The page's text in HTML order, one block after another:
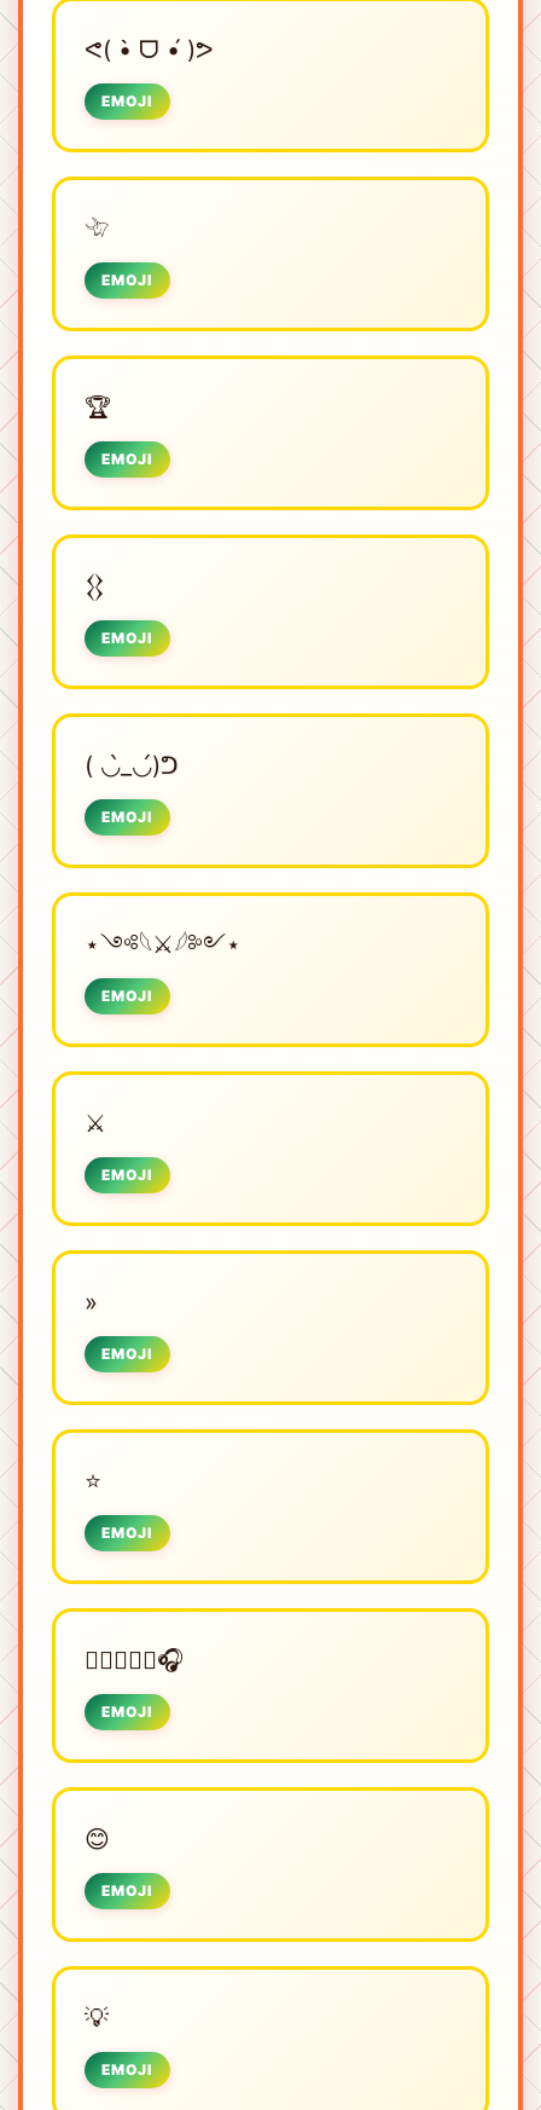
ᕙ( •̀ ᗜ •́ )ᕗ
EMOJI
𓄀
EMOJI
🏆
EMOJI
𒌐
EMOJI
( ◡̀_◡́)ᕤ
EMOJI
⋆༺𓆩⚔𓆪༻⋆
EMOJI
⚔️
EMOJI
»
EMOJI
⭐
EMOJI
🏋🏽🔥💪🏼🎧
EMOJI
😊
EMOJI
💡
EMOJI